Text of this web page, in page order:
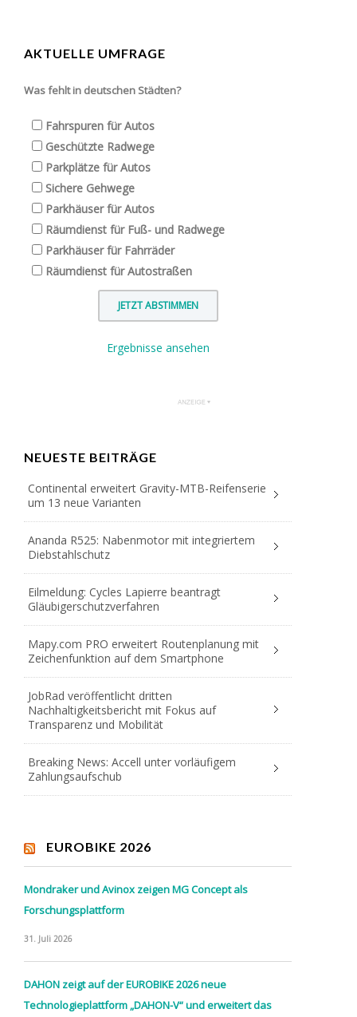
AKTUELLE UMFRAGE
Was fehlt in deutschen Städten?
Fahrspuren für Autos
Geschützte Radwege
Parkplätze für Autos
Sichere Gehwege
Parkhäuser für Autos
Räumdienst für Fuß- und Radwege
Parkhäuser für Fahrräder
Räumdienst für Autostraßen
Ergebnisse ansehen
NEUESTE BEITRÄGE
Continental erweitert Gravity-MTB-Reifenserie
um 13 neue Varianten
Ananda R525: Nabenmotor mit integriertem
Diebstahlschutz
Eilmeldung: Cycles Lapierre beantragt
Gläubigerschutzverfahren
Mapy.com PRO erweitert Routenplanung mit
Zeichenfunktion auf dem Smartphone
JobRad veröffentlicht dritten
Nachhaltigkeitsbericht mit Fokus auf
Transparenz und Mobilität
Breaking News: Accell unter vorläufigem
Zahlungsaufschub
EUROBIKE 2026
Mondraker und Avinox zeigen MG Concept als
Forschungsplattform
31. Juli 2026
DAHON zeigt auf der EUROBIKE 2026 neue
Technologieplattform „DAHON-V“ und erweitert das